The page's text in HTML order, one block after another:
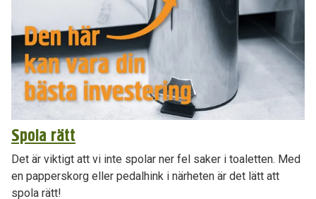
Spola rätt
Det är viktigt att vi inte spolar ner fel saker i toaletten. Med
en papperskorg eller pedalhink i närheten är det lätt att
spola rätt!